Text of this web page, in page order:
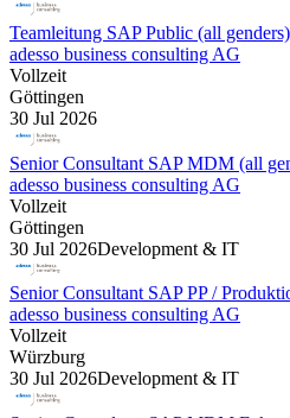
Teamleitung SAP Public (all genders)
adesso business consulting AG
Vollzeit
Göttingen
30 Jul 2026
Senior Consultant SAP MDM (all
adesso business consulting AG
Vollzeit
Göttingen
30 Jul 2026Development & IT
Senior Consultant SAP PP /
adesso business consulting AG
Vollzeit
Würzburg
30 Jul 2026Development & IT